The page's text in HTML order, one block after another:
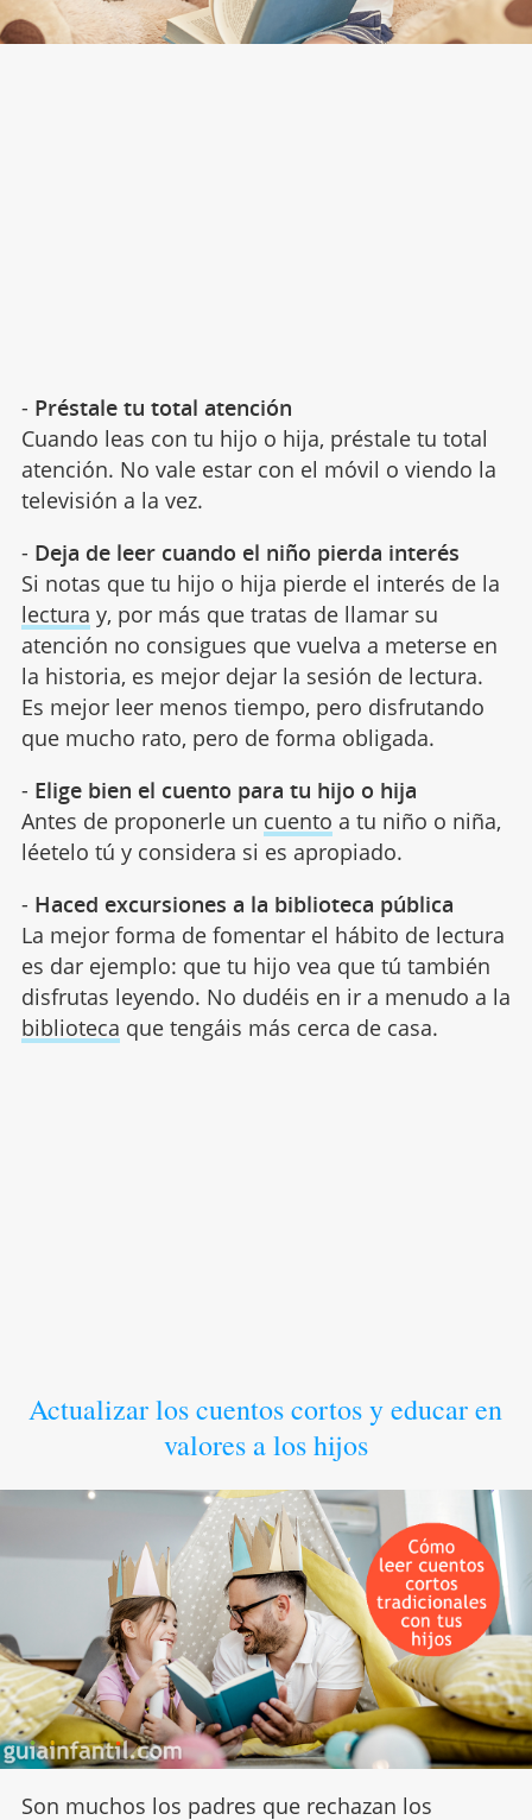
- Préstale tu total atención
Cuando leas con tu hijo o hija, préstale tu total
atención. No vale estar con el móvil o viendo la
televisión a la vez.
- Deja de leer cuando el niño pierda interés
Si notas que tu hijo o hija pierde el interés de la
lectura y, por más que tratas de llamar su
atención no consigues que vuelva a meterse en
la historia, es mejor dejar la sesión de lectura.
Es mejor leer menos tiempo, pero disfrutando
que mucho rato, pero de forma obligada.
- Elige bien el cuento para tu hijo o hija
Antes de proponerle un cuento a tu niño o niña,
léetelo tú y considera si es apropiado.
- Haced excursiones a la biblioteca pública
La mejor forma de fomentar el hábito de lectura
es dar ejemplo: que tu hijo vea que tú también
disfrutas leyendo. No dudéis en ir a menudo a la
biblioteca que tengáis más cerca de casa.
Actualizar los cuentos cortos y educar en
valores a los hijos
Son muchos los padres que rechazan los